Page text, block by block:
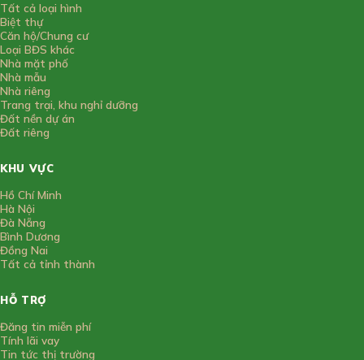
Tất cả loại hình
Biệt thự
Căn hộ/Chung cư
Loại BĐS khác
Nhà mặt phố
Nhà mẫu
Nhà riêng
Trang trại, khu nghỉ dưỡng
Đất nền dự án
Đất riêng
KHU VỰC
Hồ Chí Minh
Hà Nội
Đà Nẵng
Bình Dương
Đồng Nai
Tất cả tỉnh thành
HỖ TRỢ
Đăng tin miễn phí
Tính lãi vay
Tin tức thị trường